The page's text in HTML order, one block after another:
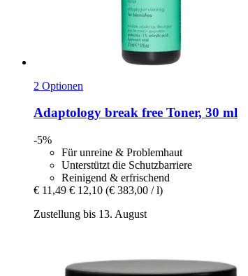
2 Optionen
Adaptology break free Toner, 30 ml
-5%
Für unreine & Problemhaut
Unterstützt die Schutzbarriere
Reinigend & erfrischend
€ 11,49 € 12,10 (€ 383,00 / l)
Zustellung bis 13. August